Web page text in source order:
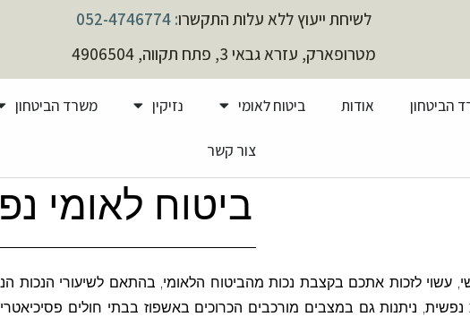
לשיחת ייעוץ ללא עלות התקשרו: 052-4746774
מטרופארק, עזרא גבאי 3, פתח תקווה, 4906504
הביטחון אודות ביטוח לאומי נזיקין משרד הביטחון
צור קשר
ביטוח לאומי
עשוי לזכות אתכם בקצבת נכות מהביטוח הלאומי, בהתאם לשיעורי הנכות
נפשית, ניתנות גם במצבים מורכבים הכרוכים באשפוז בבתי חולים